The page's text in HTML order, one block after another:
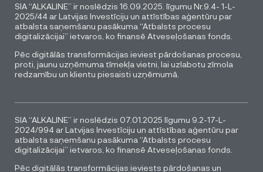
SIA “ALKALINE” ir noslēdzis 16.09.2025. līgumu Nr.9.4- 1-L-
2025/44 ar Latvijas Investīciju un attīstības aģentūru par
atbalsta saņemšanu pasākuma “Atbalsts procesu
digitalizācijai” ietvaros, ko finansē Atveseļošanas fonds.
Pēc digitālās transformācijas ieviest pārdošanas procesu,
proti, jaunu uzņēmuma tīmekļa vietni, lai uzlabotu zīmola
redzamību un klientu piesaisti uzņēmumā.
SIA “ALKALINE” ir noslēdzis 07.01.2025 līgumu 9.2-17-L-
2024/994 ar Latvijas Investīciju un attīstības aģentūru par
atbalsta saņemšanu pasākuma “Atbalsts procesu
digitalizācijai” ietvaros, ko finansē Atveseļošanas fonds.
Pēc digitālās transformācijas ieviests pārdošanas un